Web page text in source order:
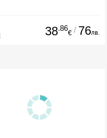
38.86
€ / 76лв.